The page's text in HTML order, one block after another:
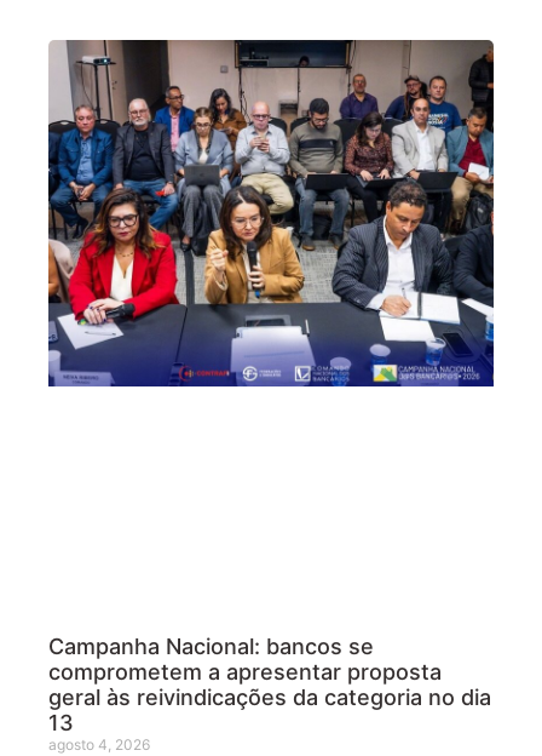
Campanha Nacional: bancos se
comprometem a apresentar proposta
geral às reivindicações da categoria no dia
13
agosto 4, 2026